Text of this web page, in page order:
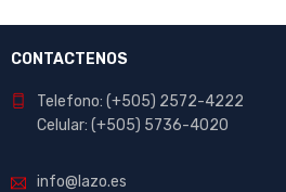
CONTACTENOS
Telefono: (+505) 2572-4222
Celular: (+505) 5736-4020
info@lazo.es